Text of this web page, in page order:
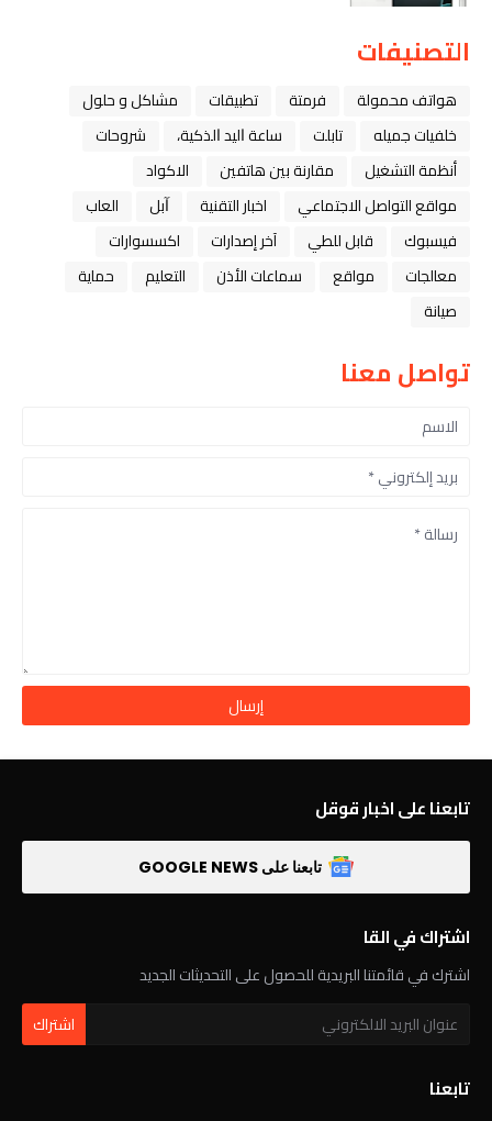
التصنيفات
هواتف محمولة فرمتة تطبيقات
مشاكل و حلول
خلفيات جميله
تابلت ﺳﺎﻋﺔ ﺍﻟﻴﺪ ﺍﻟﺬﻛﻴﺔ،
شروحات
أنظمة التشغيل
مقارنة بين هاتفين
الاكواد
مواقع التواصل الاجتماعي
اخبار التقنية ﺁﺑﻞ
العاب
فيسبوك
قابل للطي آخر إصدارات
اكسسوارات
معالجات
مواقع سماعات الأذن التعليم
حماية
صيانة
تواصل معنا
تابعنا على اخبار قوقل
تابعنا على GOOGLE NEWS
اشتراك في القا
اشترك في قائمتنا البريدية للحصول على التحديثات الجديد
تابعنا